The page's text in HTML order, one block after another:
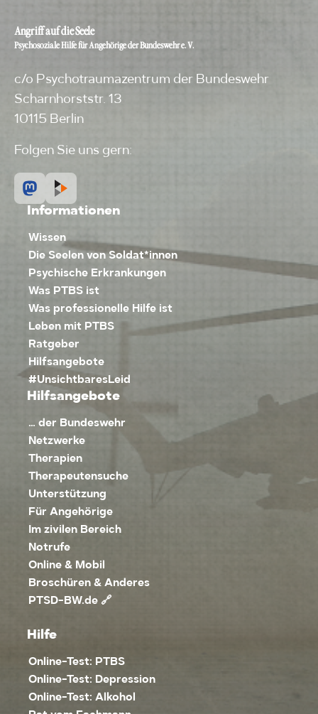
Angriff auf die Seele
Psychosoziale Hilfe für Angehörige der Bundeswehr e. V.
c/o Psychotraumazentrum der Bundeswehr
Scharnhorststr. 13
10115 Berlin
Folgen Sie uns gern:
Informationen
Wissen
Die Seelen von Soldat*innen
Psychische Erkrankungen
Was PTBS ist
Was professionelle Hilfe ist
Leben mit PTBS
Ratgeber
Hilfsangebote
#UnsichtbaresLeid
Hilfsangebote
… der Bundeswehr
Netzwerke
Therapien
Therapeutensuche
Unterstützung
Für Angehörige
Im zivilen Bereich
Notrufe
Online & Mobil
Broschüren & Anderes
PTSD-BW.de 🔗
Hilfe
Online-Test: PTBS
Online-Test: Depression
Online-Test: Alkohol